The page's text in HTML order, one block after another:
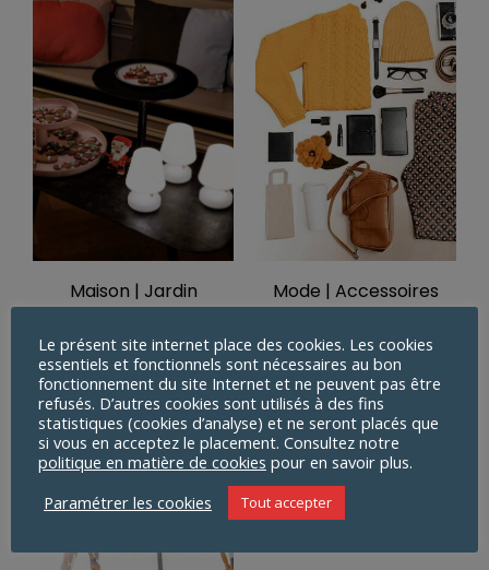
Maison | Jardin Mode | Accessoires
Le présent site internet place des cookies. Les cookies
essentiels et fonctionnels sont nécessaires au bon
fonctionnement du site Internet et ne peuvent pas être
refusés. D’autres cookies sont utilisés à des fins
statistiques (cookies d’analyse) et ne seront placés que
si vous en acceptez le placement. Consultez notre
politique en matière de cookies pour en savoir plus.
Paramétrer les cookies
Tout accepter